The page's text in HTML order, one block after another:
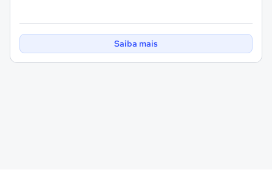
Saiba mais